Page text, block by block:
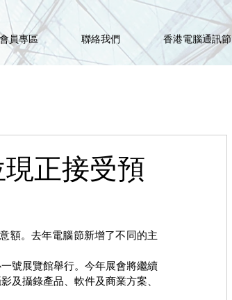
員專區 聯絡我們 香港電腦通訊節
現正接受預
額。去年電腦節新增了不同的主
號展覽館舉行。今年展會將繼續
及攝錄產品、軟件及商業方案、